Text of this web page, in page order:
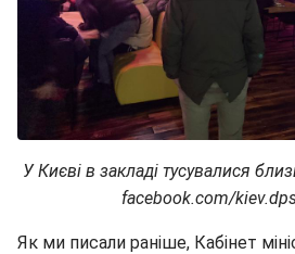
У Києві в закладі тусувалися
facebook.com/
Як ми писали раніше, Кабінет